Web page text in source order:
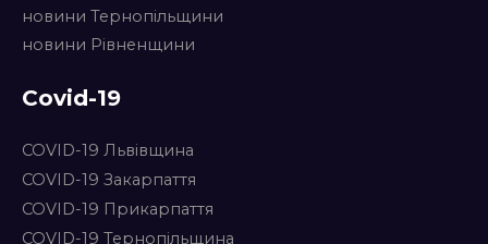
новини Тернопільщини
новини Рівненщини
Covid-19
COVID-19 Львівщина
COVID-19 Закарпаття
COVID-19 Прикарпаття
COVID-19 Тернопільщина